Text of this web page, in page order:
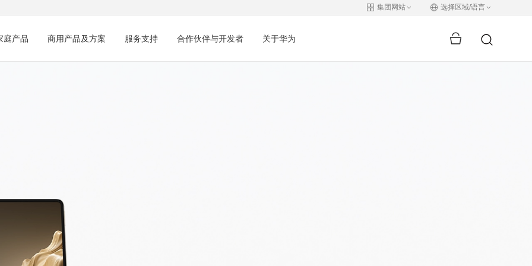
集团网站 选择区域/语言
庭产品 商用产品及方案 服务支持 合作伙伴与开发者 关于华为